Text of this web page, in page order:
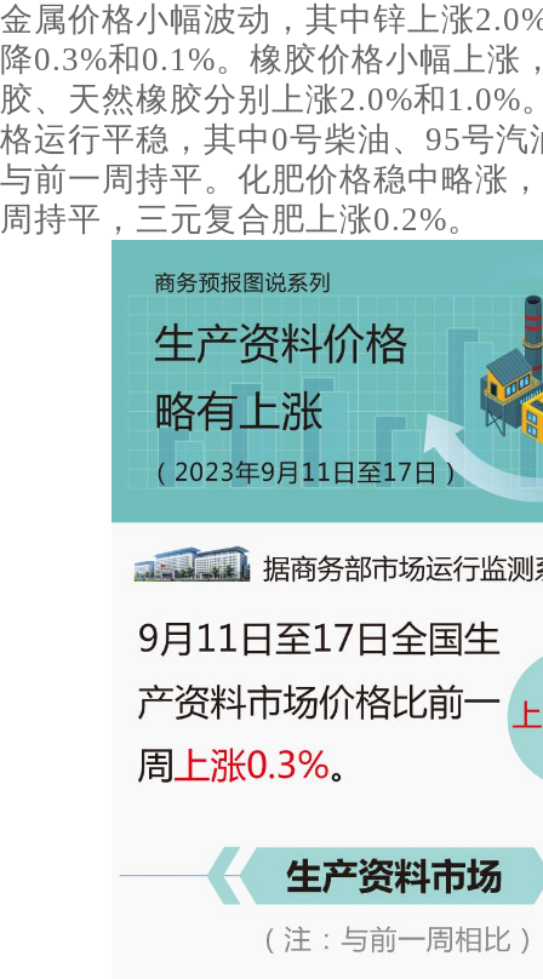
金属价格小幅波动，其中锌上涨
降0.3%和0.1%。橡胶价格小幅上涨
胶、天然橡胶分别上涨2.0%和1.0%
格运行平稳，其中0号柴油、95号汽
与前一周持平。化肥价格稳中略涨
周持平，三元复合肥上涨0.2%。